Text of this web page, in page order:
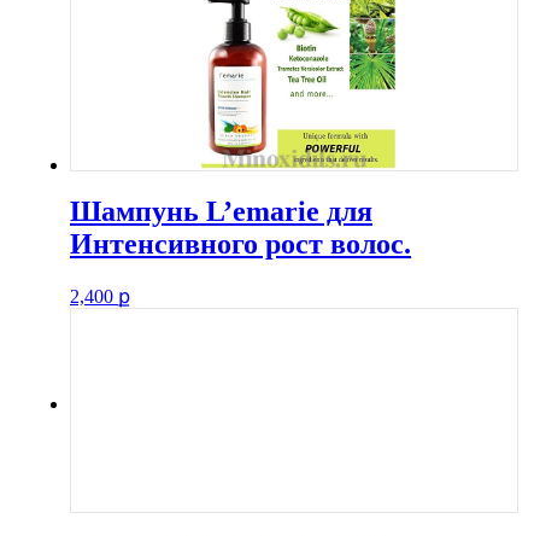
Шампунь L’emarie для
Интенсивного рост волос.
2,400 ք